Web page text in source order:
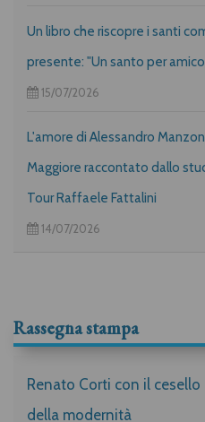
Un libro che riscopre i santi
presente: "Un santo per
15/07/2026
L'amore di Alessandro
Maggiore raccontato dallo
Tour Raffaele Fattalini
14/07/2026
Rassegna stampa
Renato Corti con il
della modernità